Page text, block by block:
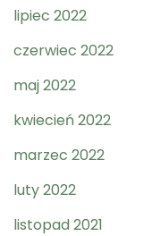
lipiec 2022
czerwiec 2022
maj 2022
kwiecień 2022
marzec 2022
luty 2022
listopad 2021